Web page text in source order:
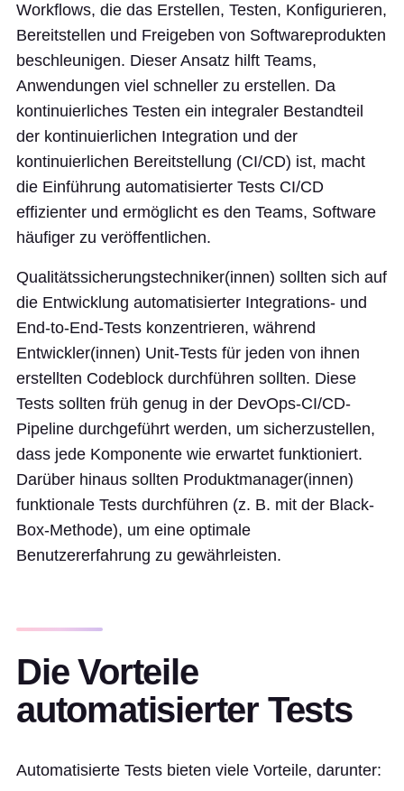
Workflows, die das Erstellen, Testen, Konfigurieren,
Bereitstellen und Freigeben von Softwareprodukten
beschleunigen. Dieser Ansatz hilft Teams,
Anwendungen viel schneller zu erstellen. Da
kontinuierliches Testen ein integraler Bestandteil
der kontinuierlichen Integration und der
kontinuierlichen Bereitstellung (CI/CD) ist, macht
die Einführung automatisierter Tests CI/CD
effizienter und ermöglicht es den Teams, Software
häufiger zu veröffentlichen.
Qualitätssicherungstechniker(innen) sollten sich auf
die Entwicklung automatisierter Integrations- und
End-to-End-Tests konzentrieren, während
Entwickler(innen) Unit-Tests für jeden von ihnen
erstellten Codeblock durchführen sollten. Diese
Tests sollten früh genug in der DevOps-CI/CD-
Pipeline durchgeführt werden, um sicherzustellen,
dass jede Komponente wie erwartet funktioniert.
Darüber hinaus sollten Produktmanager(innen)
funktionale Tests durchführen (z. B. mit der Black-
Box-Methode), um eine optimale
Benutzererfahrung zu gewährleisten.
Die Vorteile
automatisierter Tests
Automatisierte Tests bieten viele Vorteile, darunter: